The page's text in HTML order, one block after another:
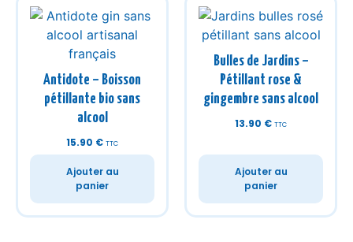
Antidote – Boisson
pétillante bio sans
alcool
15.90 € TTC
Ajouter au
panier
Bulles de Jardins –
Pétillant rose &
gingembre sans alcool
13.90 € TTC
Ajouter au
panier